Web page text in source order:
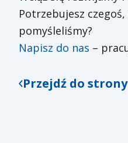
Potrzebujesz
pomyśleliśmy?
Napisz do nas –
Przejdź do